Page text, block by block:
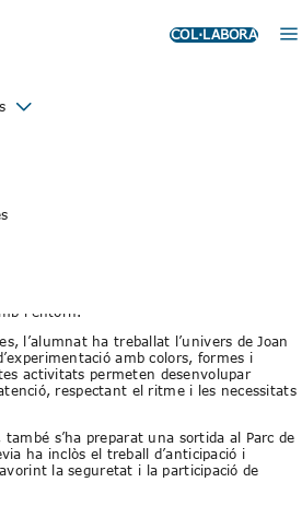
COL·LABORA
A L’ENTORN:
VIVENCIAL A
JOAN MIRÓ
març de 2026
Parc de Joan Miró
es construeix a partir de
l’entorn.
l’alumnat ha treballat l’univers de Joan
amb colors, formes i
activitats permeten desenvolupar
respectant el ritme i les necessitats
també s’ha preparat una sortida al Parc de
ha inclòs el treball d’anticipació i
la seguretat i la participació de